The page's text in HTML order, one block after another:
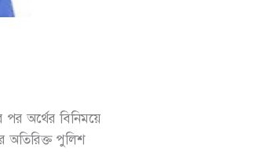
অর্থের বিনিময়ে
অতিরিক্ত পুলিশ